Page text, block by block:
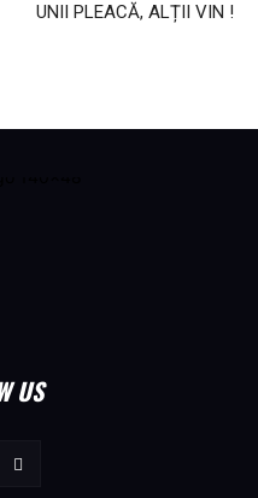
UNII PLEACĂ, ALȚII VIN !
US